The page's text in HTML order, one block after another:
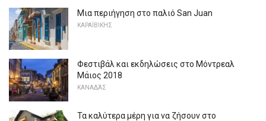
Μια περιήγηση στο παλιό San Juan
ΚΑΡΑΪΒΙΚΉΣ
Φεστιβάλ και εκδηλώσεις στο Μόντρεαλ
Μάιος 2018
ΚΑΝΑΔΆΣ
Τα καλύτερα μέρη για να ζήσουν στο